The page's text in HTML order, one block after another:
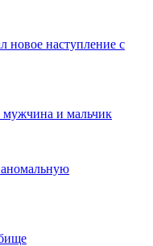
новое наступление с
мужчина и мальчик